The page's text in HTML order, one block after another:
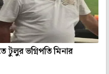
টুলুর ভগ্নিপতি মিনার